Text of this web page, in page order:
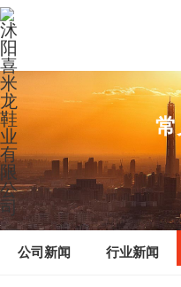
常
公司新闻 行业新闻